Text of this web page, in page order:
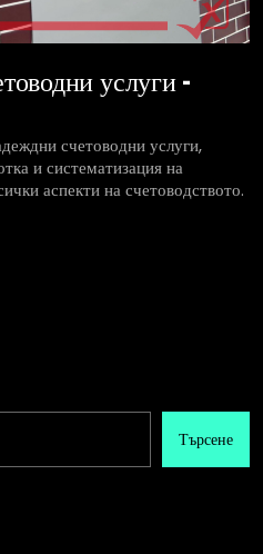
услуги –
счетоводни услуги,
и систематизация на
аспекти на счетоводството.
Търсене